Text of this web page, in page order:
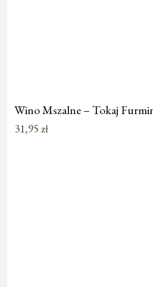
Wino Mszalne – Tokaj
31,95 zł